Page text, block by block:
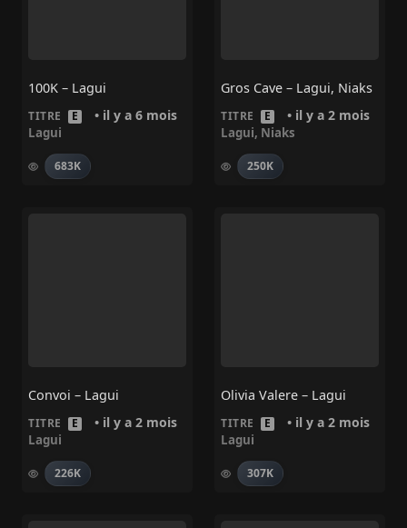
100K – Lagui
TITRE E • il y a 6 mois
Lagui
683K
Gros Cave – Lagui, Niaks
TITRE E • il y a 2 mois
Lagui, Niaks
250K
Convoi – Lagui
TITRE E • il y a 2 mois
Lagui
226K
Olivia Valere – Lagui
TITRE E • il y a 2 mois
Lagui
307K